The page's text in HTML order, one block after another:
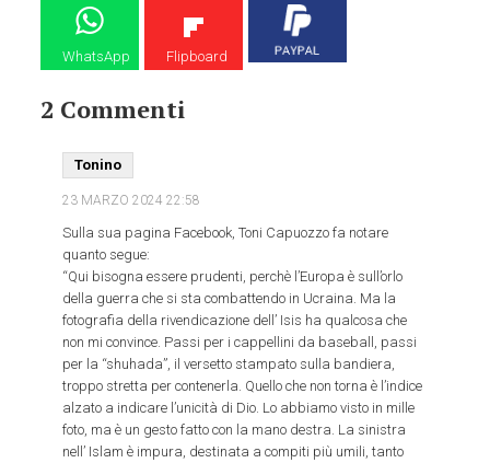
WhatsApp Flipboard
2 Commenti
Tonino
23 MARZO 202422:58
Sulla sua pagina Facebook, Toni Capuozzo fa notare
quanto segue:
“Qui bisogna essere prudenti, perchè l’Europa è sull’orlo
della guerra che si sta combattendo in Ucraina. Ma la
fotografia della rivendicazione dell’ Isis ha qualcosa che
non mi convince. Passi per i cappellini da baseball, passi
per la “shuhada”, il versetto stampato sulla bandiera,
troppo stretta per contenerla. Quello che non torna è l’indice
alzato a indicare l’unicità di Dio. Lo abbiamo visto in mille
foto, ma è un gesto fatto con la mano destra. La sinistra
nell’ Islam è impura, destinata a compiti più umili, tanto